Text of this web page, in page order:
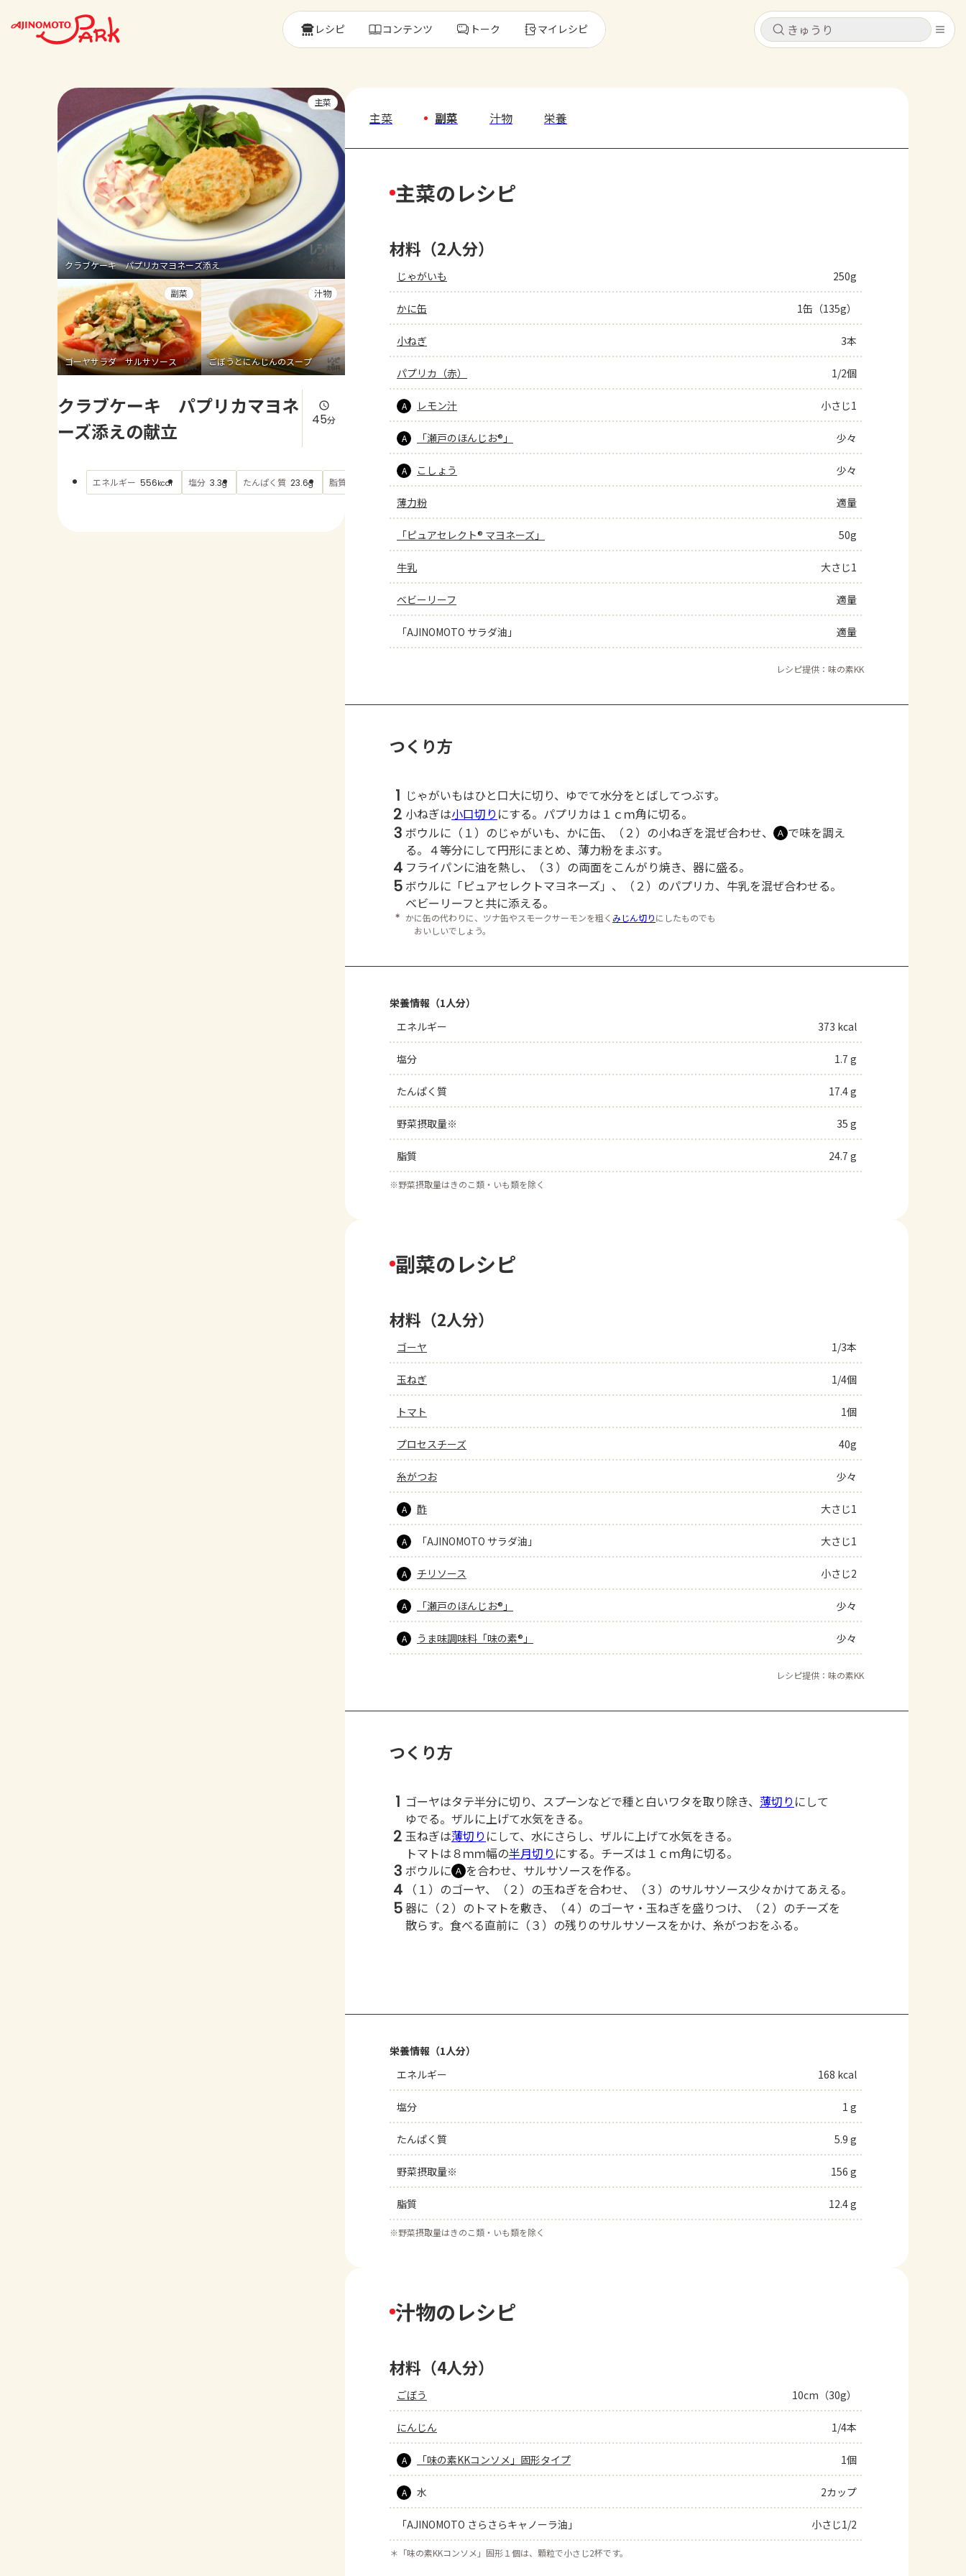
キャンセル
よくあるお問い合わせ
お買い物
キャンセル
レシピ コンテンツ トーク マイレシピ
クラブケーキ パプリカマヨネーズ添え
主菜
ゴーヤサラダ サルサソース
副菜
ごぼうとにんじんのスープ
汁物
クラブケーキ パプリカマヨネ
ーズ添えの献立
45分
エネルギー 556kcal 塩分 3.3g たんぱく質 23.6g 脂質 もっと見る
主菜 副菜 汁物 栄養
主菜のレシピ
材料（2人分）
じゃがいも 250g
かに缶 1缶（135g）
小ねぎ 3本
パプリカ（赤） 1/2個
A レモン汁 小さじ1
A 「瀬戸のほんじお®」 少々
A こしょう 少々
薄力粉 適量
「ピュアセレクト® マヨネーズ」 50g
牛乳 大さじ1
ベビーリーフ 適量
「AJINOMOTO サラダ油」 適量
レシピ提供：味の素KK
つくり方
1 じゃがいもはひと口大に切り、ゆでて水分をとばしてつぶす。
2 小ねぎは小口切り にする。パプリカは１ｃｍ角に切る。
3 ボウルに（１）のじゃがいも、かに缶、（２）の小ねぎを混ぜ合わせ、 Ａ で味を調え
る。４等分にして円形にまとめ、薄力粉をまぶす。
4 フライパンに油を熱し、（３）の両面をこんがり焼き、器に盛る。
5 ボウルに「ピュアセレクトマヨネーズ」、（２）のパプリカ、牛乳を混ぜ合わせる。
ベビーリーフと共に添える。
＊ かに缶の代わりに、ツナ缶やスモークサーモンを粗く みじん切りにしたものでも
おいしいでしょう。
栄養情報（1人分）
エネルギー
373 kcal
塩分 1.7 g
たんぱく質 17.4 g
野菜摂取量※ 35 g
脂質 24.7 g
※野菜摂取量はきのこ類・いも類を除く
副菜のレシピ
材料（2人分）
ゴーヤ 1/3本
玉ねぎ 1/4個
トマト 1個
プロセスチーズ 40g
糸がつお 少々
A 酢 大さじ1
A 「AJINOMOTO サラダ油」 大さじ1
A チリソース 小さじ2
A 「瀬戸のほんじお®」 少々
A うま味調味料「味の素®」 少々
レシピ提供：味の素KK
つくり方
1 ゴーヤはタテ半分に切り、スプーンなどで種と白いワタを取り除き、 薄切り にして
ゆでる。ザルに上げて水気をきる。
2 玉ねぎは薄切り にして、水にさらし、ザルに上げて水気をきる。
トマトは８ｍｍ幅の半月切り にする。チーズは１ｃｍ角に切る。
3 ボウルに Ａ を合わせ、サルサソースを作る。
4 （１）のゴーヤ、（２）の玉ねぎを合わせ、（３）のサルサソース少々かけてあえる。
5器に（２）のトマトを敷き、（４）のゴーヤ・玉ねぎを盛りつけ、（２）のチーズを
散らす。食べる直前に（３）の残りのサルサソースをかけ、糸がつおをふる。
栄養情報（1人分）
エネルギー
168 kcal
塩分 1 g
たんぱく質 5.9 g
野菜摂取量※ 156 g
脂質 12.4 g
※野菜摂取量はきのこ類・いも類を除く
汁物のレシピ
材料（4人分）
ごぼう 10cm（30g）
にんじん 1/4本
A 「味の素KKコンソメ」固形タイプ 1個
A 水 2カップ
「AJINOMOTO さらさらキャノーラ油」 小さじ1/2
＊ 「味の素KKコンソメ」固形１個は、顆粒で小さじ2杯です。